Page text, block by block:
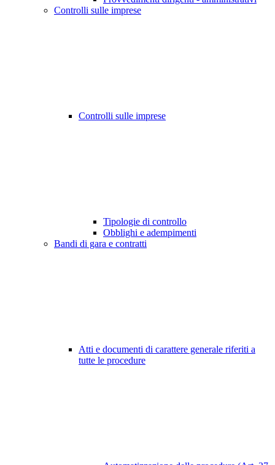
Controlli sulle imprese
Controlli sulle imprese
Tipologie di controllo
Obblighi e adempimenti
Bandi di gara e contratti
Atti e documenti di carattere generale riferiti a
tutte le procedure